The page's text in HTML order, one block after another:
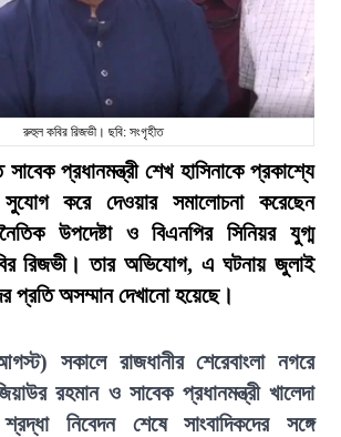
রুহুল কবির রিজভী। ছবি: সংগৃহীত
প্রধানমন্ত্রী শেখ হাসিনাকে প্রকাশ্যে
করে দেওয়ার সমালোচনা করেছেন
উপদেষ্টা ও বিএনপির সিনিয়র যুগ্ম
রিজভী। তার অভিযোগ, এ ঘটনায় জুলাই
প্রতি অসম্মান দেখানো হয়েছে।
সকালে রাজধানীর শেরেবাংলা নগরে
রহমান ও সাবেক প্রধানমন্ত্রী খালেদা
নিবেদন শেষে সাংবাদিকদের সঙ্গে